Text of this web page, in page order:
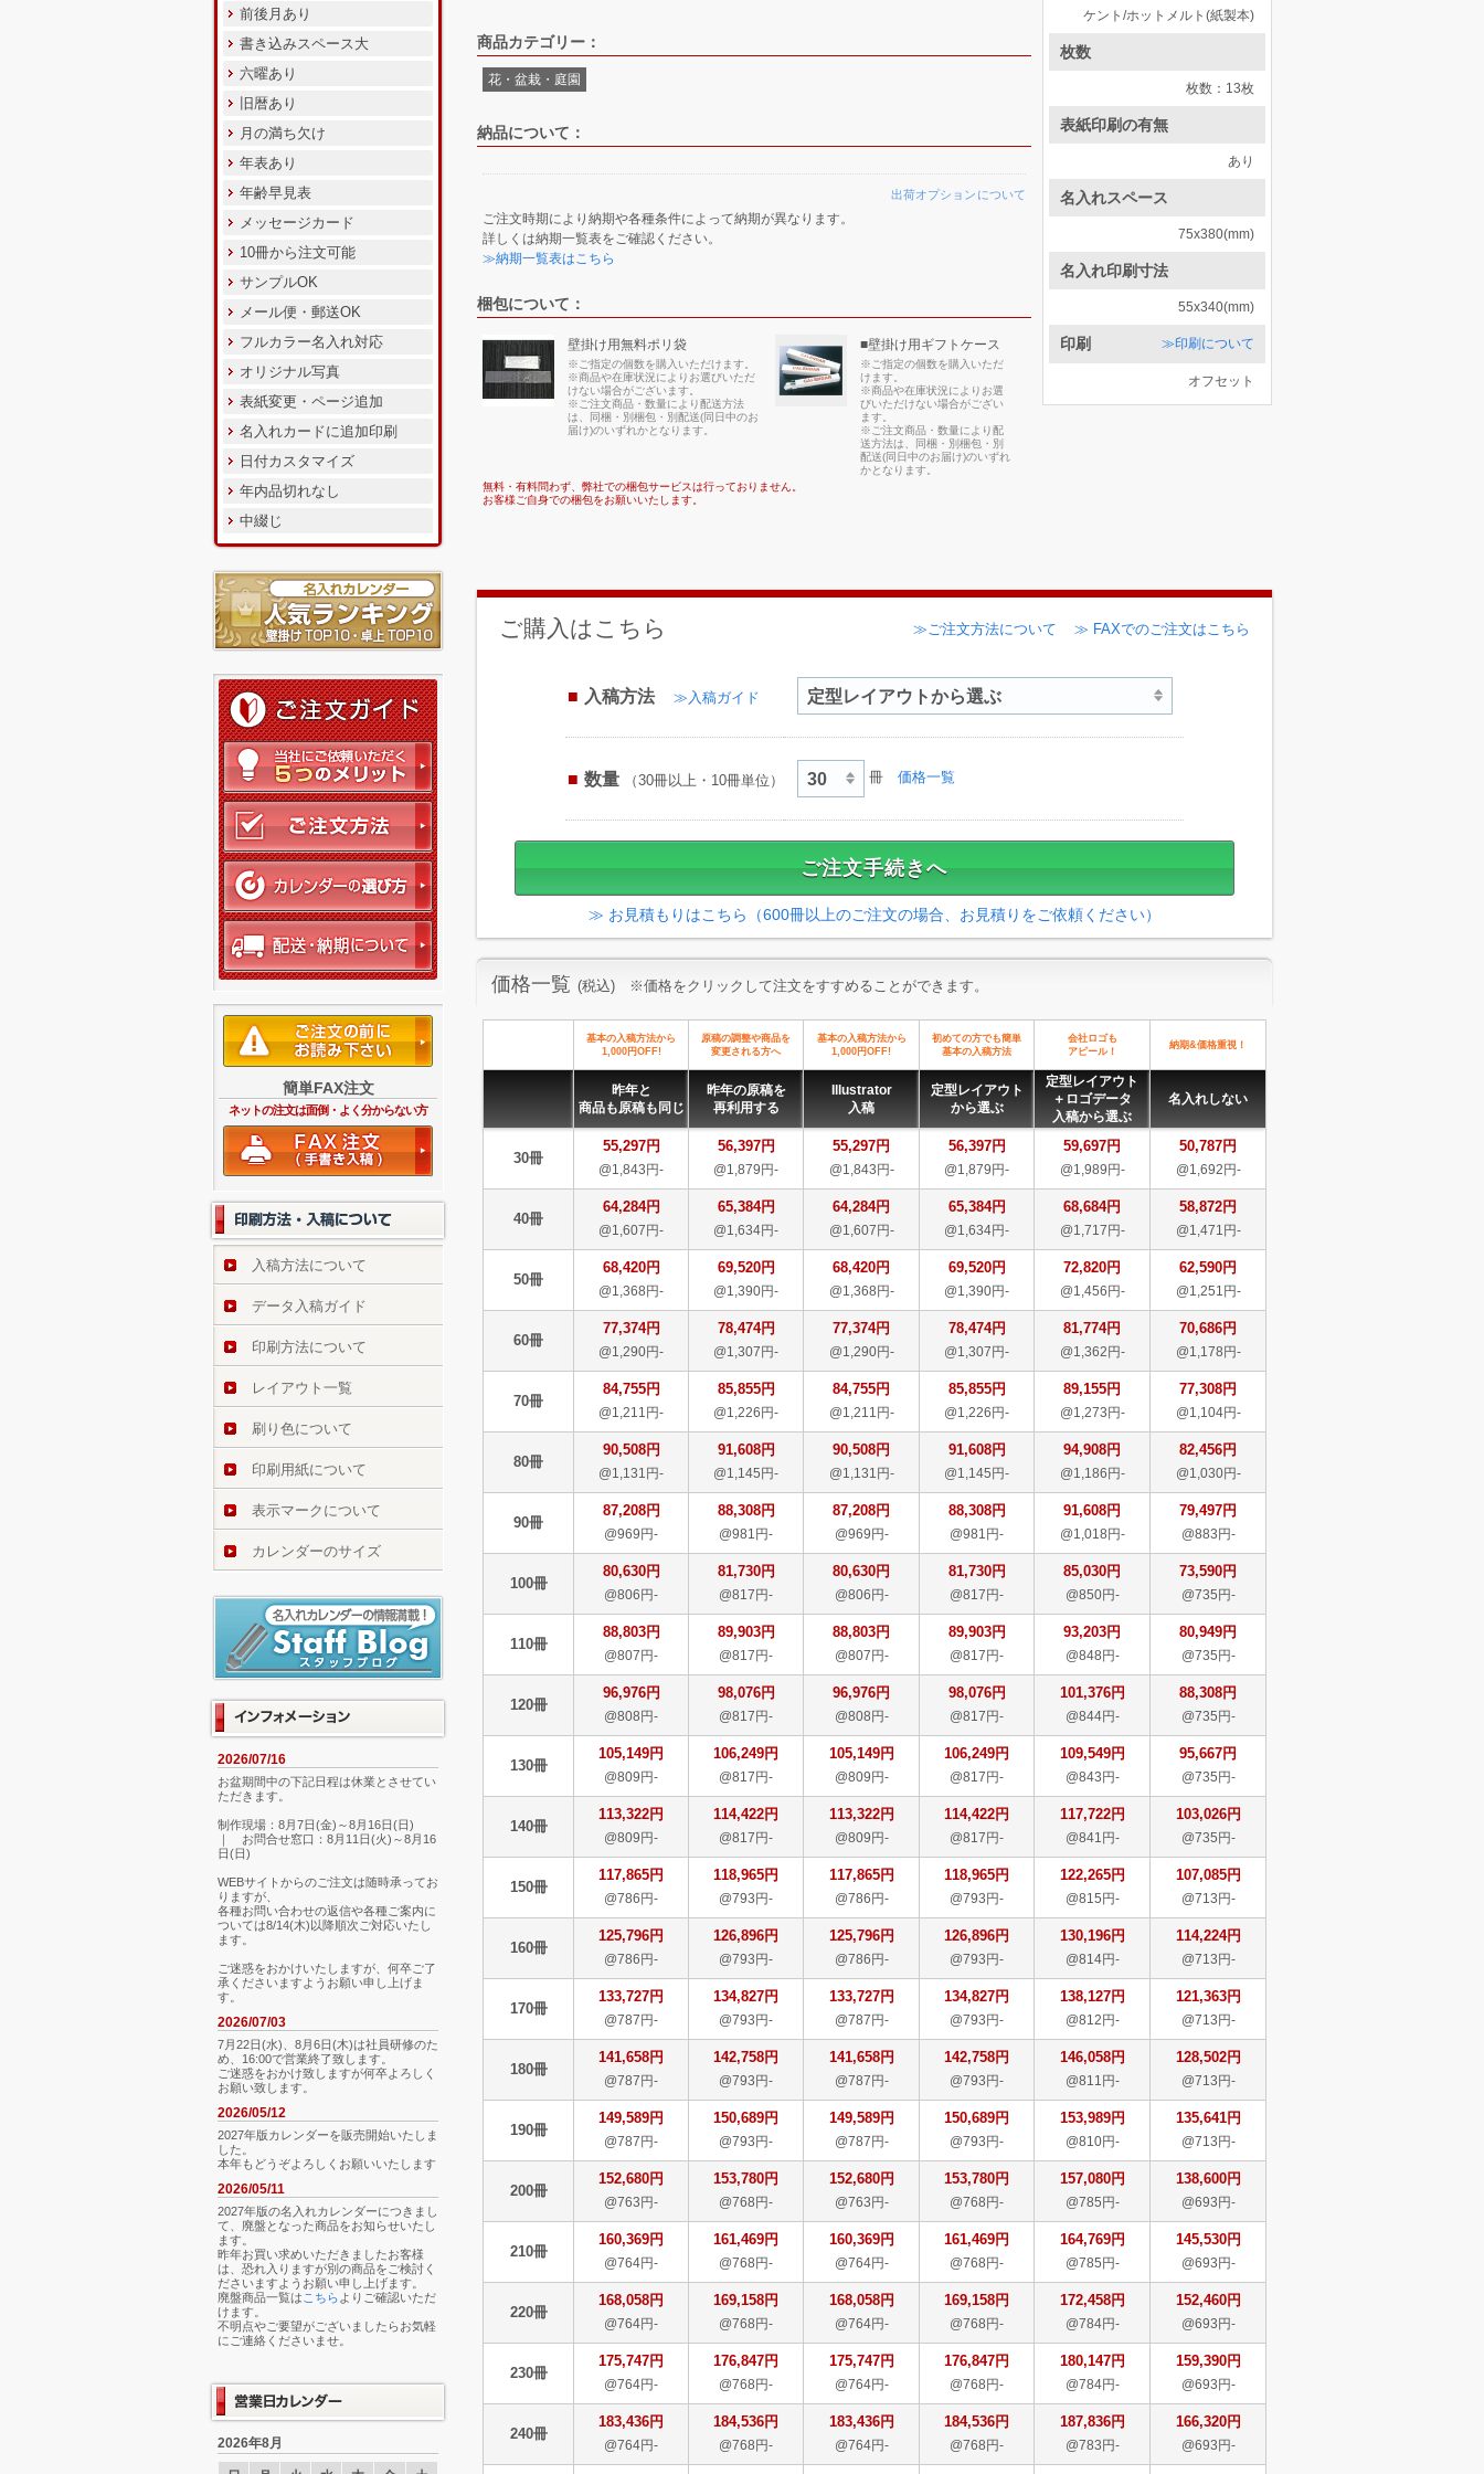
前後月あり
書き込みスペース大
六曜あり
旧暦あり
月の満ち欠け
年表あり
年齢早見表
メッセージカード
10冊から注文可能
サンプルOK
メール便・郵送OK
フルカラー名入れ対応
オリジナル写真
表紙変更・ページ追加
名入れカードに追加印刷
日付カスタマイズ
年内品切れなし
中綴じ
簡単FAX注文
ネットの注文は面倒・よく分からない方
入稿方法について
データ入稿ガイド
印刷方法について
レイアウト一覧
刷り色について
印刷用紙について
表示マークについて
カレンダーのサイズ
2026/07/16
お盆期間中の下記日程は休業とさせてい
ただきます。
制作現場：8月7日(金)～8月16日(日)
｜ お問合せ窓口：8月11日(火)～8月16
日(日)
WEBサイトからのご注文は随時承ってお
りますが、
各種お問い合わせの返信や各種ご案内に
ついては8/14(木)以降順次ご対応いたし
ます。
ご迷惑をおかけいたしますが、何卒ご了
承くださいますようお願い申し上げま
す。
2026/07/03
7月22日(水)、8月6日(木)は社員研修のた
め、16:00で営業終了致します。
ご迷惑をおかけ致しますが何卒よろしく
お願い致します。
2026/05/12
2027年版カレンダーを販売開始いたしま
した。
本年もどうぞよろしくお願いいたします
2026/05/11
2027年版の名入れカレンダーにつきまし
て、廃盤となった商品をお知らせいたし
ます。
昨年お買い求めいただきましたお客様
は、恐れ入りますが別の商品をご検討く
ださいますようお願い申し上げます。
廃盤商品一覧は こちら よりご確認いただ
けます。
不明点やご要望がございましたらお気軽
にご連絡くださいませ。
2026年8月
商品カテゴリー：
花・盆栽・庭園
納品について：
出荷オプションについて
ご注文時期により納期や各種条件によって納期が異なります。
詳しくは納期一覧表をご確認ください。
≫納期一覧表はこちら
梱包について：
壁掛け用無料ポリ袋
※ご指定の個数を購入いただけます。
※商品や在庫状況によりお選びいただ
けない場合がございます。
※ご注文商品・数量により配送方法
は、同梱・別梱包・別配送(同日中のお
届け)のいずれかとなります。
■壁掛け用ギフトケース
※ご指定の個数を購入いただ
けます。
※商品や在庫状況によりお選
びいただけない場合がござい
ます。
※ご注文商品・数量により配
送方法は、同梱・別梱包・別
配送(同日中のお届け)のいずれ
かとなります。
無料・有料問わず、弊社での梱包サービスは行っておりません。
お客様ご自身での梱包をお願いいたします。
ケント/ホットメルト(紙製本)
枚数
枚数：13枚
表紙印刷の有無
あり
名入れスペース
75x380(mm)
名入れ印刷寸法
55x340(mm)
印刷 ≫印刷について
オフセット
ご購入はこちら ≫ご注文方法について ≫ FAXでのご注文はこちら
入稿方法 ≫入稿ガイド
数量 （30冊以上・10冊単位） 冊 価格一覧
≫ お見積もりはこちら（600冊以上のご注文の場合、お見積りをご依頼ください）
価格一覧 (税込) ※価格をクリックして注文をすすめることができます。
基本の入稿方法から
1,000円OFF!
原稿の調整や商品を
変更される方へ
基本の入稿方法から
1,000円OFF!
初めての方でも簡単
基本の入稿方法
会社ロゴも
アピール！
納期&価格重視！
昨年と
商品も原稿も同じ
昨年の原稿を
再利用する
Illustrator
入稿
定型レイアウト
から選ぶ
定型レイアウト
＋ロゴデータ
入稿から選ぶ
名入れしない
30冊
55,297円
@1,843円-
56,397円
@1,879円-
55,297円
@1,843円-
56,397円
@1,879円-
59,697円
@1,989円-
50,787円
@1,692円-
40冊
64,284円
@1,607円-
65,384円
@1,634円-
64,284円
@1,607円-
65,384円
@1,634円-
68,684円
@1,717円-
58,872円
@1,471円-
50冊
68,420円
@1,368円-
69,520円
@1,390円-
68,420円
@1,368円-
69,520円
@1,390円-
72,820円
@1,456円-
62,590円
@1,251円-
60冊
77,374円
@1,290円-
78,474円
@1,307円-
77,374円
@1,290円-
78,474円
@1,307円-
81,774円
@1,362円-
70,686円
@1,178円-
70冊
84,755円
@1,211円-
85,855円
@1,226円-
84,755円
@1,211円-
85,855円
@1,226円-
89,155円
@1,273円-
77,308円
@1,104円-
80冊
90,508円
@1,131円-
91,608円
@1,145円-
90,508円
@1,131円-
91,608円
@1,145円-
94,908円
@1,186円-
82,456円
@1,030円-
90冊
87,208円
@969円-
88,308円
@981円-
87,208円
@969円-
88,308円
@981円-
91,608円
@1,018円-
79,497円
@883円-
100冊
80,630円
@806円-
81,730円
@817円-
80,630円
@806円-
81,730円
@817円-
85,030円
@850円-
73,590円
@735円-
110冊
88,803円
@807円-
89,903円
@817円-
88,803円
@807円-
89,903円
@817円-
93,203円
@848円-
80,949円
@735円-
120冊
96,976円
@808円-
98,076円
@817円-
96,976円
@808円-
98,076円
@817円-
101,376円
@844円-
88,308円
@735円-
130冊
105,149円
@809円-
106,249円
@817円-
105,149円
@809円-
106,249円
@817円-
109,549円
@843円-
95,667円
@735円-
140冊
113,322円
@809円-
114,422円
@817円-
113,322円
@809円-
114,422円
@817円-
117,722円
@841円-
103,026円
@735円-
150冊
117,865円
@786円-
118,965円
@793円-
117,865円
@786円-
118,965円
@793円-
122,265円
@815円-
107,085円
@713円-
160冊
125,796円
@786円-
126,896円
@793円-
125,796円
@786円-
126,896円
@793円-
130,196円
@814円-
114,224円
@713円-
170冊
133,727円
@787円-
134,827円
@793円-
133,727円
@787円-
134,827円
@793円-
138,127円
@812円-
121,363円
@713円-
180冊
141,658円
@787円-
142,758円
@793円-
141,658円
@787円-
142,758円
@793円-
146,058円
@811円-
128,502円
@713円-
190冊
149,589円
@787円-
150,689円
@793円-
149,589円
@787円-
150,689円
@793円-
153,989円
@810円-
135,641円
@713円-
200冊
152,680円
@763円-
153,780円
@768円-
152,680円
@763円-
153,780円
@768円-
157,080円
@785円-
138,600円
@693円-
210冊
160,369円
@764円-
161,469円
@768円-
160,369円
@764円-
161,469円
@768円-
164,769円
@785円-
145,530円
@693円-
220冊
168,058円
@764円-
169,158円
@768円-
168,058円
@764円-
169,158円
@768円-
172,458円
@784円-
152,460円
@693円-
230冊
175,747円
@764円-
176,847円
@768円-
175,747円
@764円-
176,847円
@768円-
180,147円
@784円-
159,390円
@693円-
240冊
183,436円
@764円-
184,536円
@768円-
183,436円
@764円-
184,536円
@768円-
187,836円
@783円-
166,320円
@693円-